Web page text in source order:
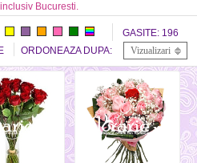
Bucuresti.
GASITE: 196
ORDONEAZA DUPA: Vizualizari